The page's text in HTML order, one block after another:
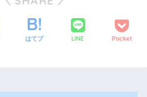
はてブ LINE Pocket